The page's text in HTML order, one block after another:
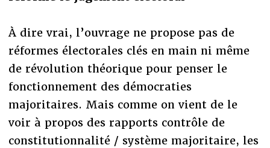
À dire vrai, l’ouvrage ne propose pas de
réformes électorales clés en main ni même
de révolution théorique pour penser le
fonctionnement des démocraties
majoritaires. Mais comme on vient de le
voir à propos des rapports contrôle de
constitutionnalité / système majoritaire, les